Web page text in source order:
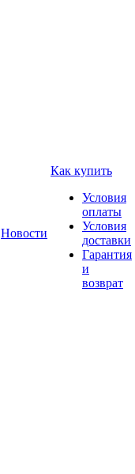
Новости
Как купить
Условия
оплаты
Условия
доставки
Гарантия
и
возврат